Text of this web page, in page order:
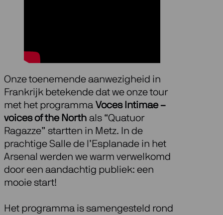
Onze toenemende aanwezigheid in
Frankrijk betekende dat we onze tour
met het programma Voces Intimae –
voices of the North als “Quatuor
Ragazze” startten in Metz. In de
prachtige Salle de l’Esplanade in het
Arsenal werden we warm verwelkomd
door een aandachtig publiek: een
mooie start!
Het programma is samengesteld rond